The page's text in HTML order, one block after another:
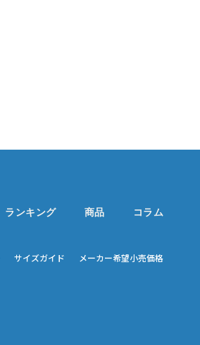
ランキング 商品 コラム
サイズガイド メーカー希望小売価格